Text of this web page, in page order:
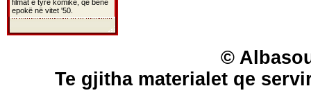
filmat e tyre komikë, që bënë
epokë në vitet '50.
©
Te gjitha materialet qe